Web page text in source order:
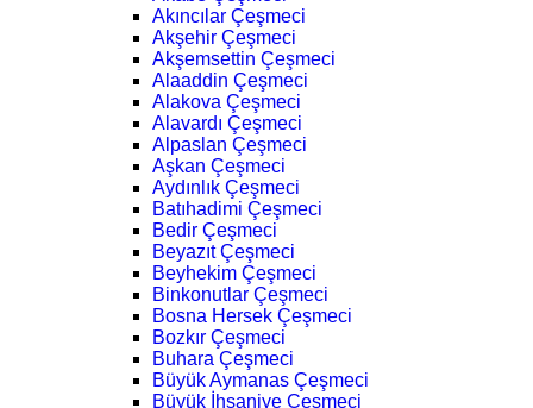
Akıncılar Çeşmeci
Akşehir Çeşmeci
Akşemsettin Çeşmeci
Alaaddin Çeşmeci
Alakova Çeşmeci
Alavardı Çeşmeci
Alpaslan Çeşmeci
Aşkan Çeşmeci
Aydınlık Çeşmeci
Batıhadimi Çeşmeci
Bedir Çeşmeci
Beyazıt Çeşmeci
Beyhekim Çeşmeci
Binkonutlar Çeşmeci
Bosna Hersek Çeşmeci
Bozkır Çeşmeci
Buhara Çeşmeci
Büyük Aymanas Çeşmeci
Büyük İhsaniye Çeşmeci